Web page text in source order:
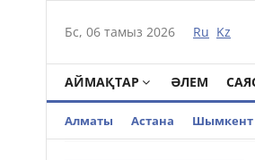
Бс, 06 тамыз 2026 Ru Kz
АЙМАҚТАР ӘЛЕМ
Алматы Астана Шымкент